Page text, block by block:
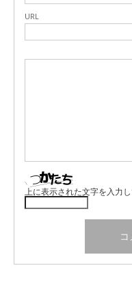
URL
上に表示された文字を入力し